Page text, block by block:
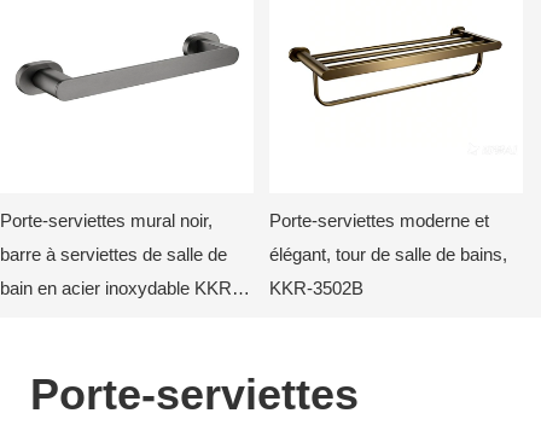
Porte-serviettes mural noir,
barre à serviettes de salle de
bain en acier inoxydable KKR-
Porte-serviettes moderne et
élégant, tour de salle de bains,
KKR-3502B
Porte-serviettes